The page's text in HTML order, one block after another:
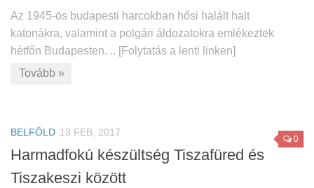
Az 1945-ös budapesti harcokban hősi halált halt
katonákra, valamint a polgári áldozatokra emlékeztek
hétfőn Budapesten. .. [Folytatás a lenti linken]
Tovább »
0
BELFÖLD 13 FEB, 2017
Harmadfokú készültség Tiszafüred és
Tiszakeszi között